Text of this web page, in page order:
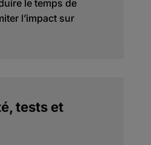
le temps de
l’impact sur
tests et